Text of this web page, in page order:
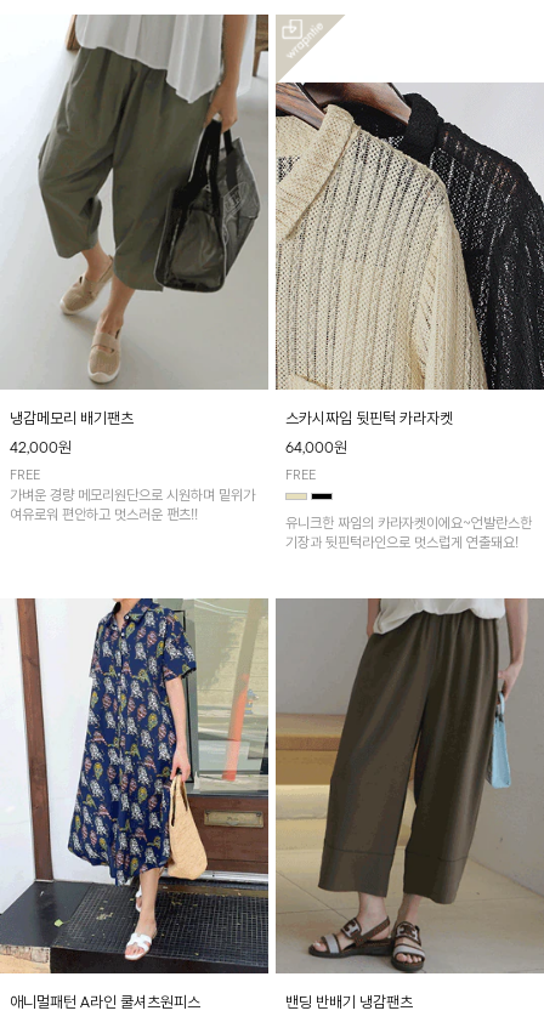
냉감메모리 배기팬츠
42,000원
FREE
가벼운 경량 메모리원단으로 시원하며 밑위가
여유로워 편안하고 멋스러운 팬츠!!
스카시짜임 뒷핀턱 카라자켓
64,000원
FREE
유니크한 짜임의 카라자켓이에요~언발란스한
기장과 뒷핀턱라인으로 멋스럽게 연출돼요!
애니멀패턴 A라인 쿨셔츠원피스
밴딩 반배기 냉감팬츠